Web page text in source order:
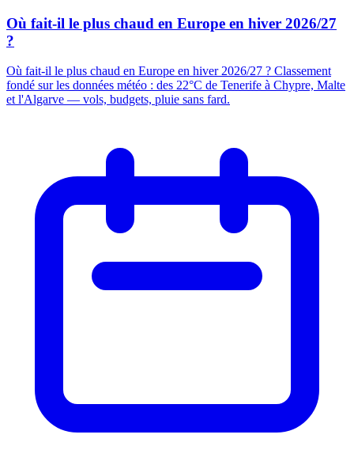
Où fait-il le plus chaud en Europe en hiver 2026/27
?
Où fait-il le plus chaud en Europe en hiver 2026/27 ? Classement
fondé sur les données météo : des 22°C de Tenerife à Chypre, Malte
et l'Algarve — vols, budgets, pluie sans fard.